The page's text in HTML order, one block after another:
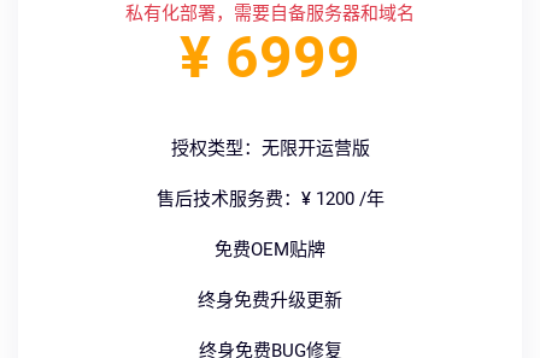
私有化部署，需要自备服务器和域名
¥ 6999
授权类型：无限开运营版
售后技术服务费：¥ 1200 /年
免费OEM贴牌
终身免费升级更新
终身免费BUG修复